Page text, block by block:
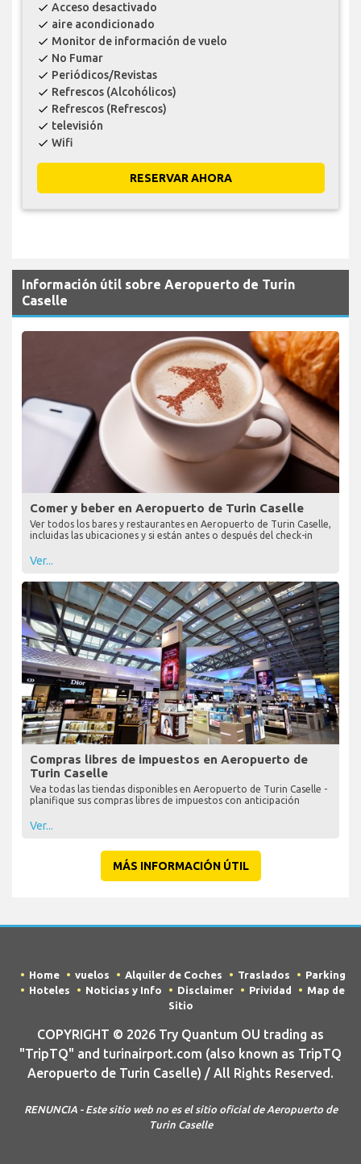
check Acceso desactivado
check aire acondicionado
check Monitor de información de vuelo
check No Fumar
check Periódicos/Revistas
check Refrescos (Alcohólicos)
check Refrescos (Refrescos)
check televisión
check Wifi
RESERVAR AHORA
Información útil sobre Aeropuerto de Turin
Caselle
Comer y beber en Aeropuerto de Turin Caselle
Ver todos los bares y restaurantes en Aeropuerto de Turin Caselle,
incluidas las ubicaciones y si están antes o después del check-in
Ver...
Compras libres de impuestos en Aeropuerto de
Turin Caselle
Vea todas las tiendas disponibles en Aeropuerto de Turin Caselle -
planifique sus compras libres de impuestos con anticipación
Ver...
MÁS INFORMACIÓN ÚTIL
Home vuelos Alquiler de Coches Traslados
Parking
Hoteles
Noticias y Info Disclaimer Prividad
Map de
Sitio
COPYRIGHT © 2026 Try Quantum OU trading as
"TripTQ" and turinairport.com (also known as TripTQ
Aeropuerto de Turin Caselle) / All Rights Reserved.
RENUNCIA - Este sitio web no es el sitio oficial de Aeropuerto de
Turin Caselle